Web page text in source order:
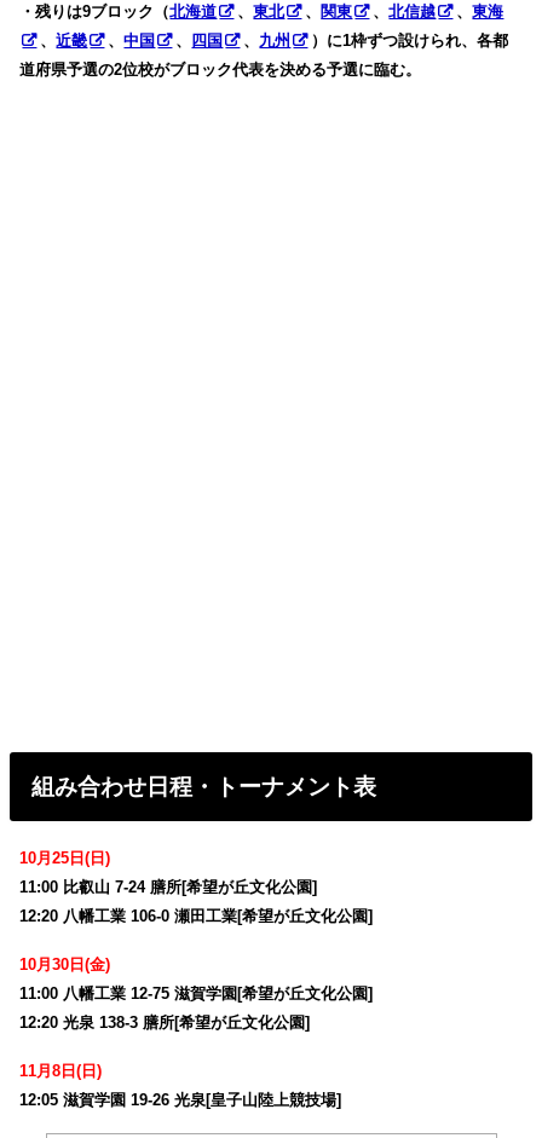
・残りは9ブロック（北海道 、東北 、関東 、北信越 、東海
、近畿 、中国 、 四国 、 九州
）に1枠ずつ設けられ、各都
道府県予選の2位校がブロック代表を決める予選に臨む。
組み合わせ日程・トーナメント表
10月25日(日)
11:00 比叡山 7-24 膳所[希望が丘文化公園]
12:20 八幡工業 106-0 瀬田工業[希望が丘文化公園]
10月30日(金)
11:00 八幡工業 12-75 滋賀学園[希望が丘文化公園]
12:20 光泉 138-3 膳所[希望が丘文化公園]
11月8日(日)
12:05 滋賀学園 19-26 光泉[皇子山陸上競技場]